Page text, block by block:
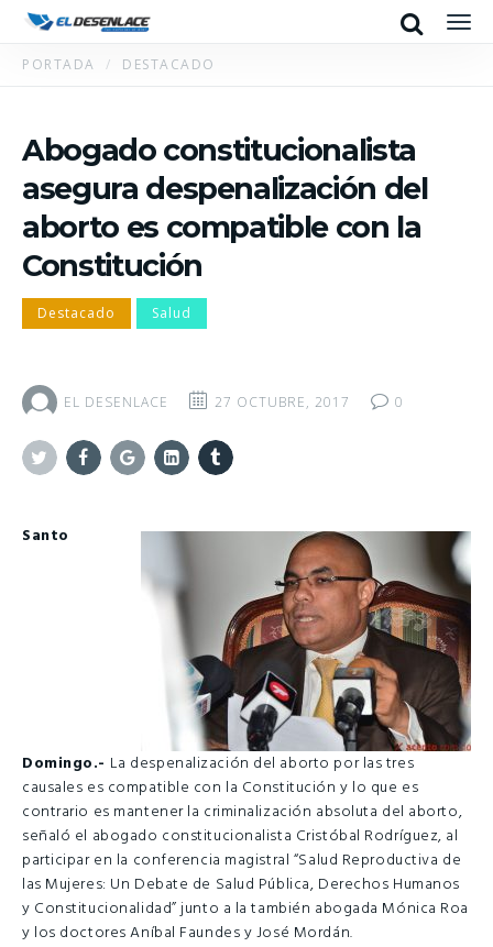
Search
PORTADA DESTACADO
Abogado constitucionalista
asegura despenalización del
aborto es compatible con la
Constitución
Destacado Salud
EL DESENLACE 27 OCTUBRE, 2017 0
Santo
Domingo.- La despenalización del aborto por las tres
causales es compatible con la Constitución y lo que es
contrario es mantener la criminalización absoluta del aborto,
señaló el abogado constitucionalista Cristóbal Rodríguez, al
participar en la conferencia magistral “Salud Reproductiva de
las Mujeres: Un Debate de Salud Pública, Derechos Humanos
y Constitucionalidad” junto a la también abogada Mónica Roa
y los doctores Aníbal Faundes y José Mordán.